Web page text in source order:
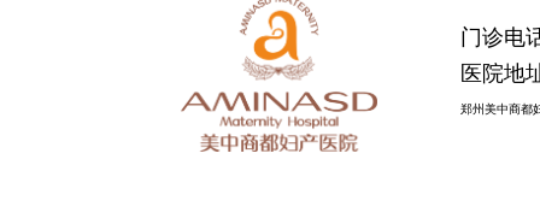
门诊电
医院地
郑州美中商都